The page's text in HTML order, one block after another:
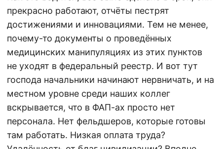
прекрасно работают, отчёты пестрят
достижениями и инновациями. Тем не менее,
почему-то документы о проведённых
медицинских манипуляциях из этих пунктов
не уходят в федеральный реестр. И вот тут
господа начальники начинают нервничать, и на
местном уровне среди наших коллег
вскрывается, что в ФАП-ах просто нет
персонала. Нет фельдшеров, которые готовы
там работать. Низкая оплата труда?